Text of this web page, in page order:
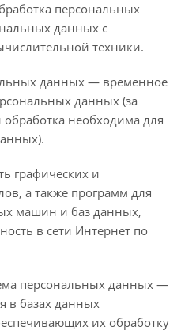
персональных
данных с
техники.
данных — временное
данных (за
необходима для
графических и
а также программ для
машин и баз данных,
в сети Интернет по
персональных данных —
в базах данных
их обработку